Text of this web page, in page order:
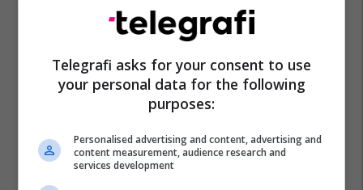
Telegrafi asks for your consent to use
your personal data for the following
purposes:
Personalised advertising and content, advertising and
content measurement, audience research and
services development